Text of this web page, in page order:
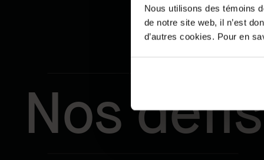
Nous utilisons des témoins
de notre site web, il n’est
d’autres cookies. Pour en
Nos défis